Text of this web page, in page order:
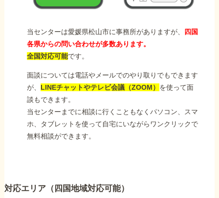
当センターは愛媛県松山市に事務所がありますが、
四国
各県からの問い合わせが多数あります。
全国対応可能です。
面談については電話やメールでのやり取りでもできます
が、 LINEチャットやテレビ会議（ZOOM） を使って面
談もできます。
当センターまでに相談に行くこともなくパソコン、スマ
ホ、タブレットを使って自宅にいながらワンクリックで
無料相談ができます。
対応エリア（四国地域対応可能）